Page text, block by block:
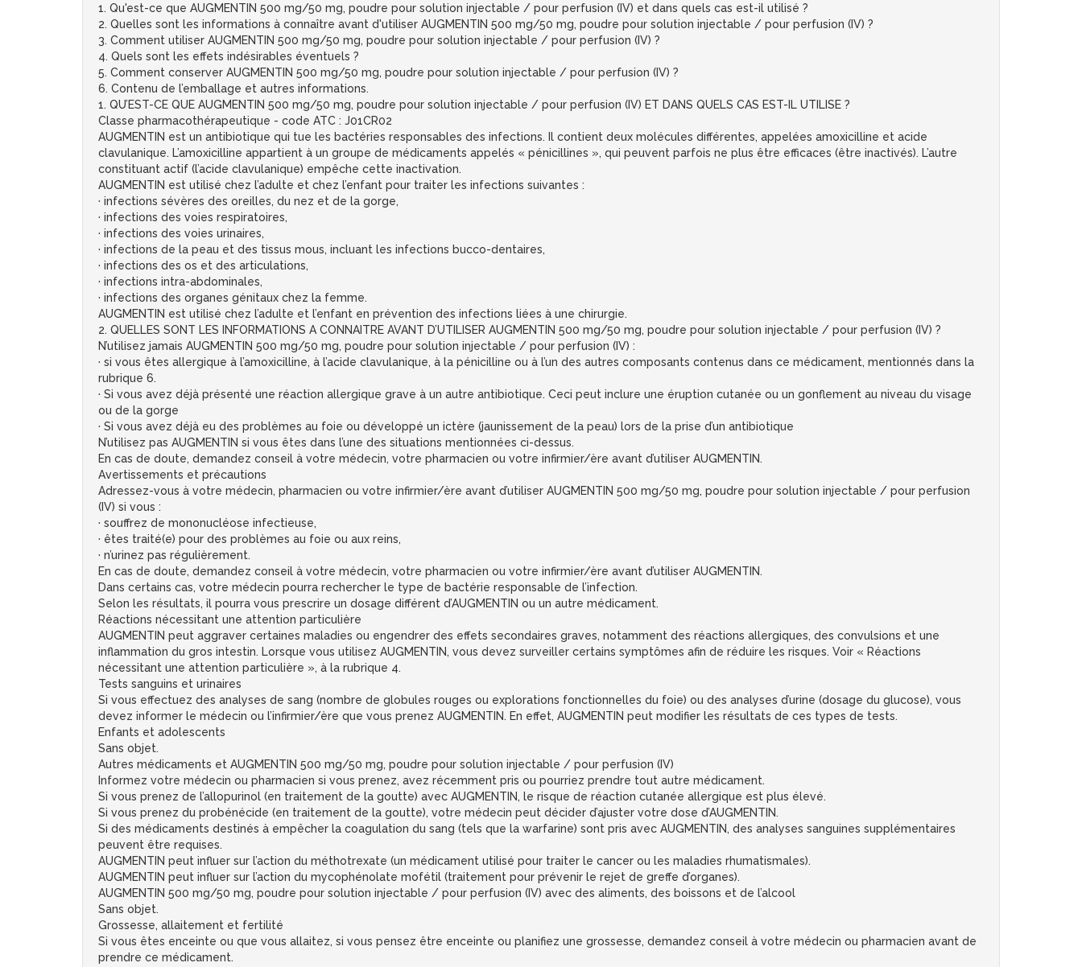
1. Qu'est-ce que AUGMENTIN 500 mg/50 mg, poudre pour solution injectable / pour perfusion (IV) et dans quels cas est-il utilisé ?
2. Quelles sont les informations à connaître avant d'utiliser AUGMENTIN 500 mg/50 mg, poudre pour solution injectable / pour perfusion (IV) ?
3. Comment utiliser AUGMENTIN 500 mg/50 mg, poudre pour solution injectable / pour perfusion (IV) ?
4. Quels sont les effets indésirables éventuels ?
5. Comment conserver AUGMENTIN 500 mg/50 mg, poudre pour solution injectable / pour perfusion (IV) ?
6. Contenu de l’emballage et autres informations.
1. QU’EST-CE QUE AUGMENTIN 500 mg/50 mg, poudre pour solution injectable / pour perfusion (IV) ET DANS QUELS CAS EST-IL UTILISE ?
Classe pharmacothérapeutique - code ATC : J01CR02
AUGMENTIN est un antibiotique qui tue les bactéries responsables des infections. Il contient deux molécules différentes, appelées amoxicilline et acide
clavulanique. L’amoxicilline appartient à un groupe de médicaments appelés « pénicillines », qui peuvent parfois ne plus être efficaces (être inactivés). L’autre
constituant actif (l’acide clavulanique) empêche cette inactivation.
AUGMENTIN est utilisé chez l’adulte et chez l’enfant pour traiter les infections suivantes :
· infections sévères des oreilles, du nez et de la gorge,
· infections des voies respiratoires,
· infections des voies urinaires,
· infections de la peau et des tissus mous, incluant les infections bucco-dentaires,
· infections des os et des articulations,
· infections intra-abdominales,
· infections des organes génitaux chez la femme.
AUGMENTIN est utilisé chez l’adulte et l’enfant en prévention des infections liées à une chirurgie.
2. QUELLES SONT LES INFORMATIONS A CONNAITRE AVANT D’UTILISER AUGMENTIN 500 mg/50 mg, poudre pour solution injectable / pour perfusion (IV) ?
N’utilisez jamais AUGMENTIN 500 mg/50 mg, poudre pour solution injectable / pour perfusion (IV) :
· si vous êtes allergique à l’amoxicilline, à l’acide clavulanique, à la pénicilline ou à l’un des autres composants contenus dans ce médicament, mentionnés dans la
rubrique 6.
· Si vous avez déjà présenté une réaction allergique grave à un autre antibiotique. Ceci peut inclure une éruption cutanée ou un gonflement au niveau du visage
ou de la gorge
· Si vous avez déjà eu des problèmes au foie ou développé un ictère (jaunissement de la peau) lors de la prise d’un antibiotique
N’utilisez pas AUGMENTIN si vous êtes dans l’une des situations mentionnées ci-dessus.
En cas de doute, demandez conseil à votre médecin, votre pharmacien ou votre infirmier/ère avant d’utiliser AUGMENTIN.
Avertissements et précautions
Adressez-vous à votre médecin, pharmacien ou votre infirmier/ère avant d’utiliser AUGMENTIN 500 mg/50 mg, poudre pour solution injectable / pour perfusion
(IV) si vous :
· souffrez de mononucléose infectieuse,
· êtes traité(e) pour des problèmes au foie ou aux reins,
· n’urinez pas régulièrement.
En cas de doute, demandez conseil à votre médecin, votre pharmacien ou votre infirmier/ère avant d’utiliser AUGMENTIN.
Dans certains cas, votre médecin pourra rechercher le type de bactérie responsable de l’infection.
Selon les résultats, il pourra vous prescrire un dosage différent d’AUGMENTIN ou un autre médicament.
Réactions nécessitant une attention particulière
AUGMENTIN peut aggraver certaines maladies ou engendrer des effets secondaires graves, notamment des réactions allergiques, des convulsions et une
inflammation du gros intestin. Lorsque vous utilisez AUGMENTIN, vous devez surveiller certains symptômes afin de réduire les risques. Voir « Réactions
nécessitant une attention particulière », à la rubrique 4.
Tests sanguins et urinaires
Si vous effectuez des analyses de sang (nombre de globules rouges ou explorations fonctionnelles du foie) ou des analyses d’urine (dosage du glucose), vous
devez informer le médecin ou l’infirmier/ère que vous prenez AUGMENTIN. En effet, AUGMENTIN peut modifier les résultats de ces types de tests.
Enfants et adolescents
Sans objet.
Autres médicaments et AUGMENTIN 500 mg/50 mg, poudre pour solution injectable / pour perfusion (IV)
Informez votre médecin ou pharmacien si vous prenez, avez récemment pris ou pourriez prendre tout autre médicament.
Si vous prenez de l’allopurinol (en traitement de la goutte) avec AUGMENTIN, le risque de réaction cutanée allergique est plus élevé.
Si vous prenez du probénécide (en traitement de la goutte), votre médecin peut décider d’ajuster votre dose d’AUGMENTIN.
Si des médicaments destinés à empêcher la coagulation du sang (tels que la warfarine) sont pris avec AUGMENTIN, des analyses sanguines supplémentaires
peuvent être requises.
AUGMENTIN peut influer sur l’action du méthotrexate (un médicament utilisé pour traiter le cancer ou les maladies rhumatismales).
AUGMENTIN peut influer sur l’action du mycophénolate mofétil (traitement pour prévenir le rejet de greffe d’organes).
AUGMENTIN 500 mg/50 mg, poudre pour solution injectable / pour perfusion (IV) avec des aliments, des boissons et de l’alcool
Sans objet.
Grossesse, allaitement et fertilité
Si vous êtes enceinte ou que vous allaitez, si vous pensez être enceinte ou planifiez une grossesse, demandez conseil à votre médecin ou pharmacien avant de
prendre ce médicament.